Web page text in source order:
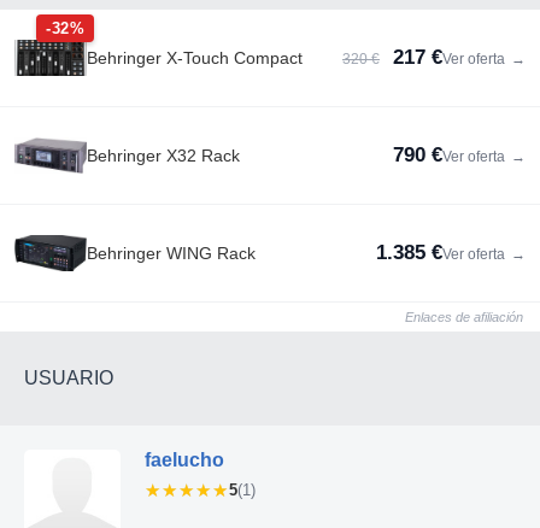
-32%
Behringer X-Touch Compact 320 € 217 €Ver oferta →
Behringer X32 Rack 790 €Ver oferta →
Behringer WING Rack 1.385 €Ver oferta →
Enlaces de afiliación
USUARIO
faelucho
★★★★★
★★★★★5(1)